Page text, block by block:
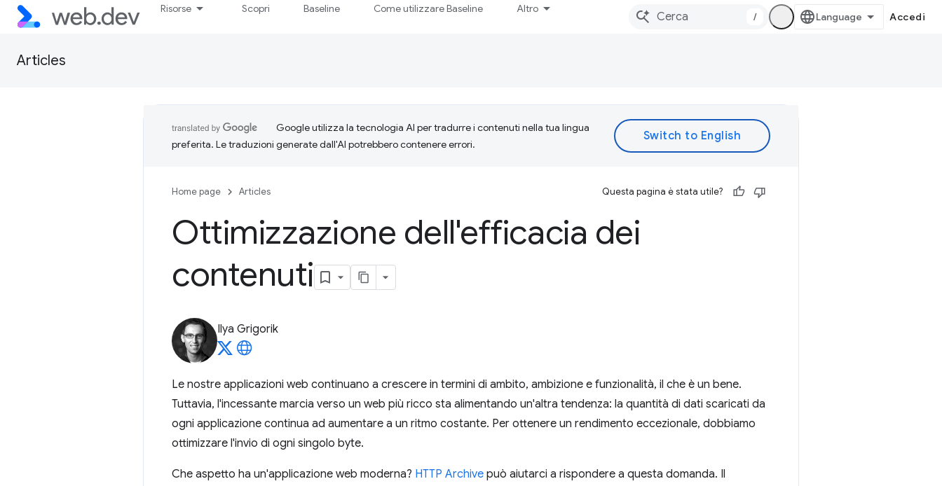
Risorse Scopri Baseline Come utilizzare Baseline Altro
/ Accedi
Articles
Google utilizza la tecnologia AI per tradurre i contenuti nella tua lingua
preferita. Le traduzioni generate dall'AI potrebbero contenere errori.
Home page Articles Questa pagina è stata utile?
Ottimizzazione dell'efficacia dei
contenuti
Ilya Grigorik
Le nostre applicazioni web continuano a crescere in termini di ambito, ambizione e funzionalità, il che è un bene.
Tuttavia, l'incessante marcia verso un web più ricco sta alimentando un'altra tendenza: la quantità di dati scaricati da
ogni applicazione continua ad aumentare a un ritmo costante. Per ottenere un rendimento eccezionale, dobbiamo
ottimizzare l'invio di ogni singolo byte.
Che aspetto ha un'applicazione web moderna? HTTP Archive può aiutarci a rispondere a questa domanda. Il